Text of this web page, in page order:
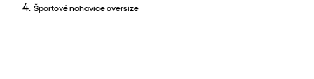
Športové nohavice oversize